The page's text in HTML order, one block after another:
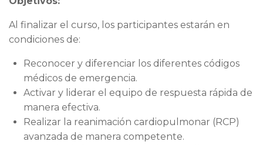
Al finalizar el curso, los participantes estarán en
condiciones de:
Reconocer y diferenciar los diferentes códigos
médicos de emergencia.
Activar y liderar el equipo de respuesta rápida de
manera efectiva.
Realizar la reanimación cardiopulmonar (RCP)
avanzada de manera competente.